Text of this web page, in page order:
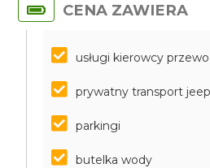
CENA ZAWIERA
usługi kierowcy
prywatny transport
parkingi
butelka wody